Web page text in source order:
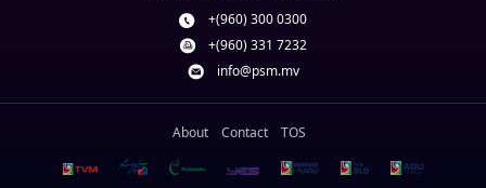
+(960) 300 0300
+(960) 331 7232
info@psm.mv
About Contact TOS